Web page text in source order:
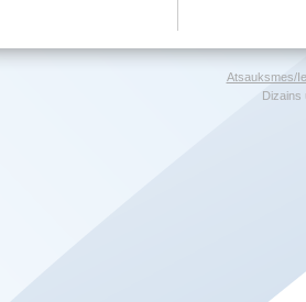
Atsauksmes/
Dizains